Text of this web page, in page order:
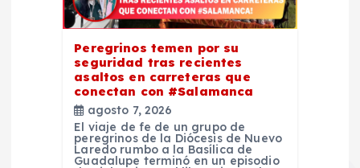
Peregrinos temen por su
seguridad tras recientes
asaltos en carreteras que
conectan con #Salamanca
agosto 7, 2026
El viaje de fe de un grupo de
peregrinos de la Diócesis de Nuevo
Laredo rumbo a la Basílica de
Guadalupe terminó en un episodio